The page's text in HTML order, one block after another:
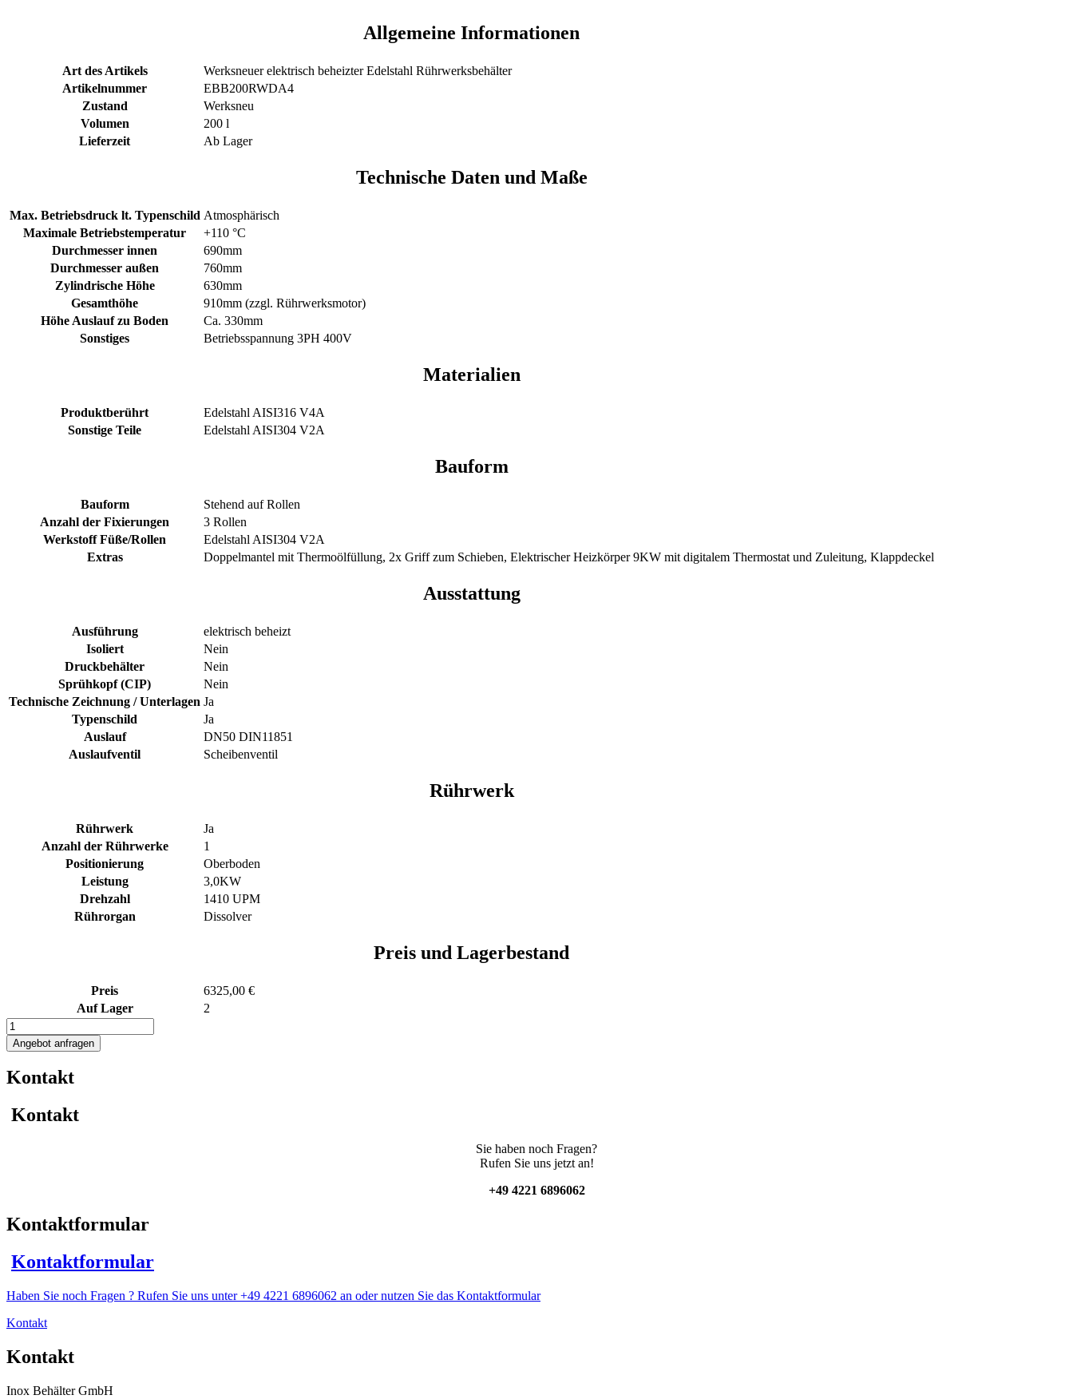
Allgemeine Informationen
Art des Artikels
Werksneuer elektrisch beheizter Edelstahl Rührwerksbehälter
Artikelnummer
EBB200RWDA4
Zustand
Werksneu
Volumen
200 l
Lieferzeit
Ab Lager
Technische Daten und Maße
Max. Betriebsdruck lt. Typenschild Atmosphärisch
Maximale Betriebstemperatur
+110 °C
Durchmesser innen
690mm
Durchmesser außen
760mm
Zylindrische Höhe
630mm
Gesamthöhe
910mm (zzgl. Rührwerksmotor)
Höhe Auslauf zu Boden
Ca. 330mm
Sonstiges
Betriebsspannung 3PH 400V
Materialien
Produktberührt
Edelstahl AISI316 V4A
Sonstige Teile
Edelstahl AISI304 V2A
Bauform
Bauform
Stehend auf Rollen
Anzahl der Fixierungen
3 Rollen
Werkstoff Füße/Rollen
Edelstahl AISI304 V2A
Extras
Doppelmantel mit Thermoölfüllung, 2x Griff zum Schieben, Elektrischer Heizkörper 9KW mit digitalem Thermostat und Zuleitung, Klappdeckel
Ausstattung
Ausführung
elektrisch beheizt
Isoliert
Nein
Druckbehälter
Nein
Sprühkopf (CIP)
Nein
Technische Zeichnung / Unterlagen Ja
Typenschild
Ja
Auslauf
DN50 DIN11851
Auslaufventil
Scheibenventil
Rührwerk
Rührwerk
Ja
Anzahl der Rührwerke
1
Positionierung
Oberboden
Leistung
3,0KW
Drehzahl
1410 UPM
Rührorgan
Dissolver
Preis und Lagerbestand
Preis
6325,00 €
Auf Lager
2
200L
Elektrisch
beheizter
Rührwerksbehälter
mit
Menge
Angebot anfragen
Kontakt
Kontakt
Sie haben noch Fragen?
Rufen Sie uns jetzt an!
+49 4221 6896062
Kontaktformular
Kontaktformular
Haben Sie noch Fragen ? Rufen Sie uns unter +49 4221 6896062 an oder nutzen Sie das Kontaktformular
Kontakt
Kontakt
Inox Behälter GmbH